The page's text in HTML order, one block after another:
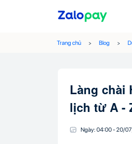
Trang chủ Blog
Làng chài
lịch từ A -
Ngày: 04:00-20/07